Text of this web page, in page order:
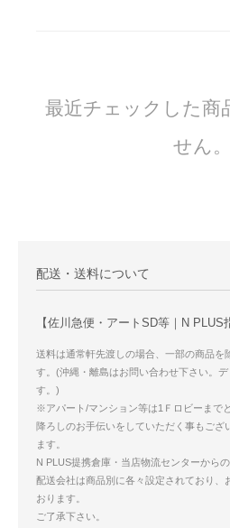
最近チェックした商
せん。
配送・送料について
【佐川急便・アートSD等｜N PLUS
送料は通常軒先渡しの場合、一部の商品を
す。(沖縄・離島はお問い合わせ下さい。
す。)
※アパート/マンション等は1Ｆロビーまで
降ろしのお手伝いをしていただく事もござ
ます。
N PLUS提携倉庫・当店物流センターから
配送会社は商品別に各々設定されており、
おります。
ご了承下さい。